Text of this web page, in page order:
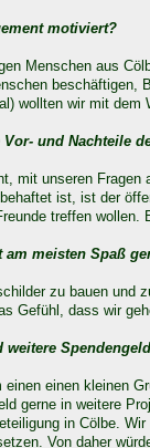
motiviert?
Menschen aus
beschäftigen,
wollten wir mit
und Nachteile
mit unseren
ist, ist der
treffen
meisten Spaß
zu bauen und
Gefühl, dass wir
einen kleinen
gerne in weitere
in Cölbe.
Von daher